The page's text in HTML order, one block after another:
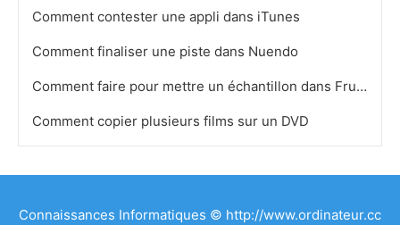
Comment contester une appli dans iTunes
Comment finaliser une piste dans Nuendo
Comment faire pour mettre un échantillon dans Fruity Loops
Comment copier plusieurs films sur un DVD
Connaissances Informatiques © http://www.ordinateur.cc